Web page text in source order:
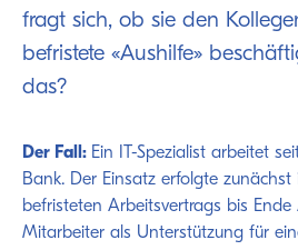
fragt sich, ob sie den
befristete «Aushilfe»
das?
Der Fall: Ein IT-Spezialist arbeitet
Bank. Der Einsatz erfolgte zunächst
befristeten Arbeitsvertrags bis
Mitarbeiter als Unterstützung für